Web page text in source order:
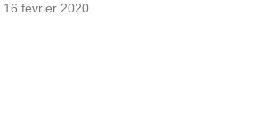
16 février 2020